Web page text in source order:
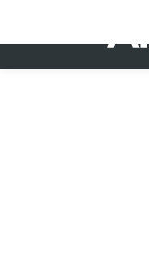
content